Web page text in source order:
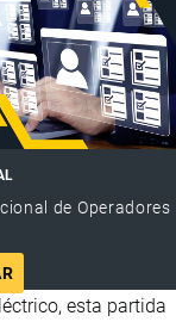
de Operadores
esta partida